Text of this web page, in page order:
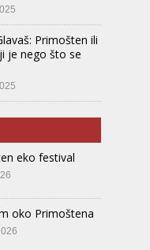
Primošten ili
je nego što se
eko festival
oko Primoštena